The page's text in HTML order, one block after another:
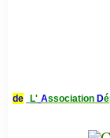
de
L' Association D